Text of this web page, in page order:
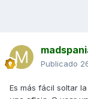
Publicado
Es más fácil soltar